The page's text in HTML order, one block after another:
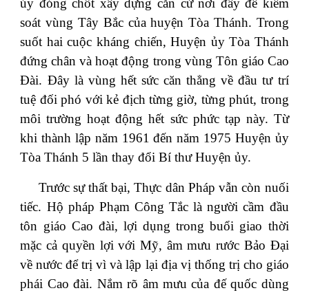
ủy đóng chốt xây dựng căn cứ nơi đây để kiểm
soát vùng Tây Bắc của huyện Tòa Thánh. Trong
suốt hai cuộc kháng chiến, Huyện ủy Tòa Thánh
đứng chân và hoạt động trong vùng Tôn giáo Cao
Đài. Đây là vùng hết sức căn thẳng về đầu tư trí
tuệ đối phó với kẻ địch từng giờ, từng phút, trong
môi trường hoạt động hết sức phức tạp này. Từ
khi thành lập năm 1961 đến năm 1975 Huyện ủy
Tòa Thánh 5 lần thay đổi Bí thư Huyện ủy.
Trước sự thất bại, Thực dân Pháp vẫn còn nuối
tiếc. Hộ pháp Phạm Công Tắc là người cầm đầu
tôn giáo Cao đài, lợi dụng trong buổi giao thời
mặc cả quyền lợi với Mỹ, âm mưu rước Bảo Đại
về nước để trị vì và lập lại địa vị thống trị cho giáo
phái Cao đài. Nắm rõ âm mưu của đế quốc dùng